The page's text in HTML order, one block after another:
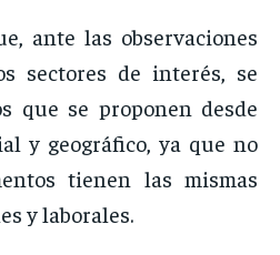
ante las observaciones
sectores de interés, se
que se proponen desde
y geográfico, ya que no
tienen las mismas
y laborales.